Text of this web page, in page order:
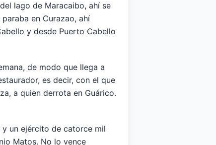
lago de Maracaibo, ahí se
en Curazao, ahí
y desde Puerto Cabello
de modo que llega a
es decir, con el que
a quien derrota en Guárico.
un ejército de catorce mil
Matos. No lo vence